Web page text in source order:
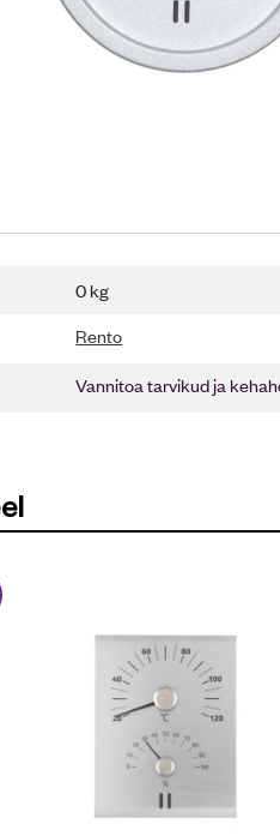
0 kg
Rento
Vannitoa tarvikud ja